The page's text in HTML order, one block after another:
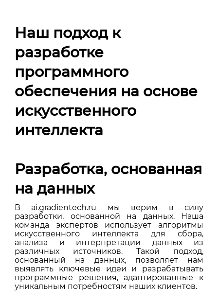
Наш подход к
разработке
программного
обеспечения на основе
искусственного
интеллекта
Разработка, основанная
на данных
В ai.gradientech.ru мы верим в силу
разработки, основанной на данных. Наша
команда экспертов использует алгоритмы
искусственного интеллекта для сбора,
анализа и интерпретации данных из
различных источников. Такой подход,
основанный на данных, позволяет нам
выявлять ключевые идеи и разрабатывать
программные решения, адаптированные к
уникальным потребностям наших клиентов.